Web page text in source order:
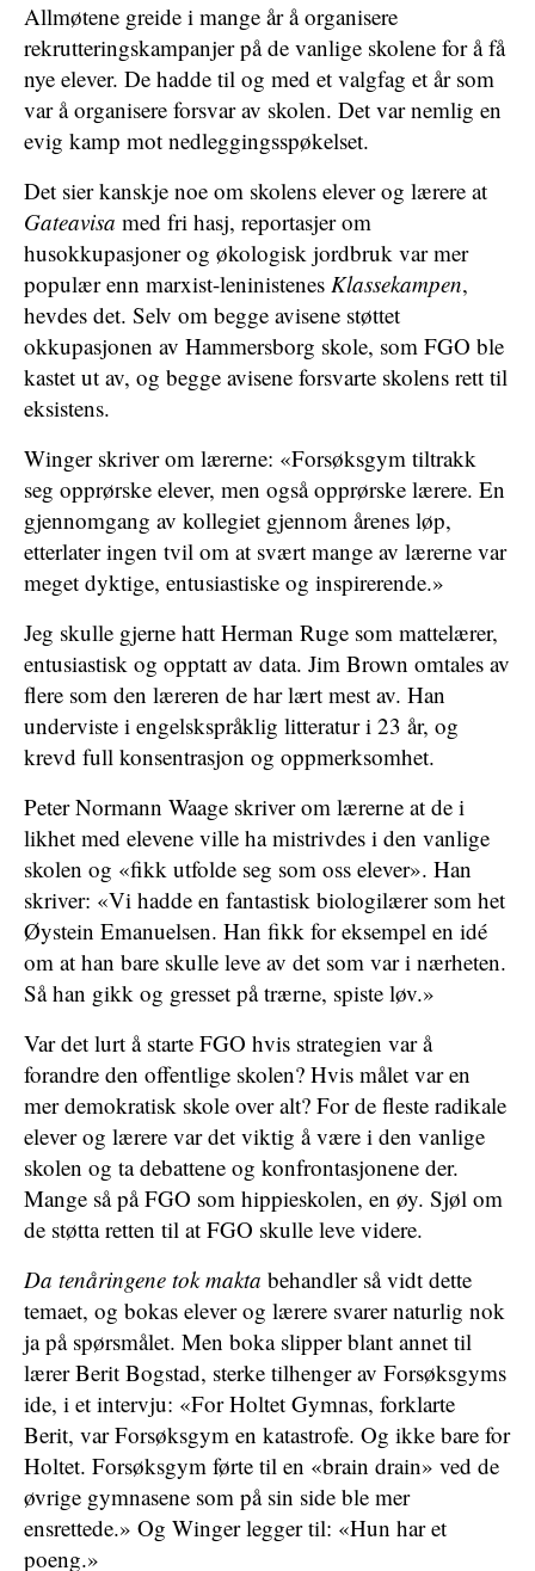
Allmøtene greide i mange år å organisere
rekrutteringskampanjer på de vanlige skolene for å få
nye elever. De hadde til og med et valgfag et år som
var å organisere forsvar av skolen. Det var nemlig en
evig kamp mot nedleggingsspøkelset.
Det sier kanskje noe om skolens elever og lærere at
Gateavisa med fri hasj, reportasjer om
husokkupasjoner og økologisk jordbruk var mer
populær enn marxist-leninistenes Klassekampen,
hevdes det. Selv om begge avisene støttet
okkupasjonen av Hammersborg skole, som FGO ble
kastet ut av, og begge avisene forsvarte skolens rett til
eksistens.
Winger skriver om lærerne: «Forsøksgym tiltrakk
seg opprørske elever, men også opprørske lærere. En
gjennomgang av kollegiet gjennom årenes løp,
etterlater ingen tvil om at svært mange av lærerne var
meget dyktige, entusiastiske og inspirerende.»
Jeg skulle gjerne hatt Herman Ruge som mattelærer,
entusiastisk og opptatt av data. Jim Brown omtales av
flere som den læreren de har lært mest av. Han
underviste i engelskspråklig litteratur i 23 år, og
krevd full konsentrasjon og oppmerksomhet.
Peter Normann Waage skriver om lærerne at de i
likhet med elevene ville ha mistrivdes i den vanlige
skolen og «fikk utfolde seg som oss elever». Han
skriver: «Vi hadde en fantastisk biologilærer som het
Øystein Emanuelsen. Han fikk for eksempel en idé
om at han bare skulle leve av det som var i nærheten.
Så han gikk og gresset på trærne, spiste løv.»
Var det lurt å starte FGO hvis strategien var å
forandre den offentlige skolen? Hvis målet var en
mer demokratisk skole over alt? For de fleste radikale
elever og lærere var det viktig å være i den vanlige
skolen og ta debattene og konfrontasjonene der.
Mange så på FGO som hippieskolen, en øy. Sjøl om
de støtta retten til at FGO skulle leve videre.
Da tenåringene tok makta behandler så vidt dette
temaet, og bokas elever og lærere svarer naturlig nok
ja på spørsmålet. Men boka slipper blant annet til
lærer Berit Bogstad, sterke tilhenger av Forsøksgyms
ide, i et intervju: «For Holtet Gymnas, forklarte
Berit, var Forsøksgym en katastrofe. Og ikke bare for
Holtet. Forsøksgym førte til en «brain drain» ved de
øvrige gymnasene som på sin side ble mer
ensrettede.» Og Winger legger til: «Hun har et
poeng.»